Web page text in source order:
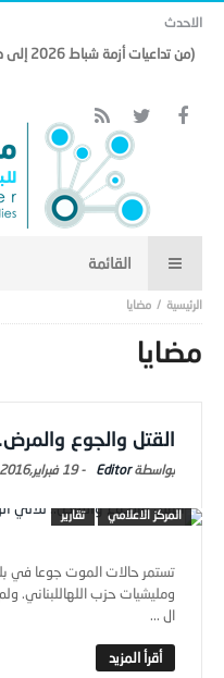
الاحدث
(من
مضايا
مضايا
القتل والجوع
Editor
-19 فبراير,2016
المركز الاعلامي تقارير
تستمر حالات الموت جوعا في
ومليشيات حزب اللهاللبناني.
ال ...